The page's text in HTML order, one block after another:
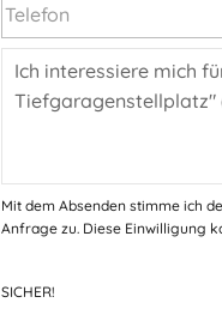
Mit dem Absenden stimme ich
Anfrage zu. Diese Einwilligung
SICHER!